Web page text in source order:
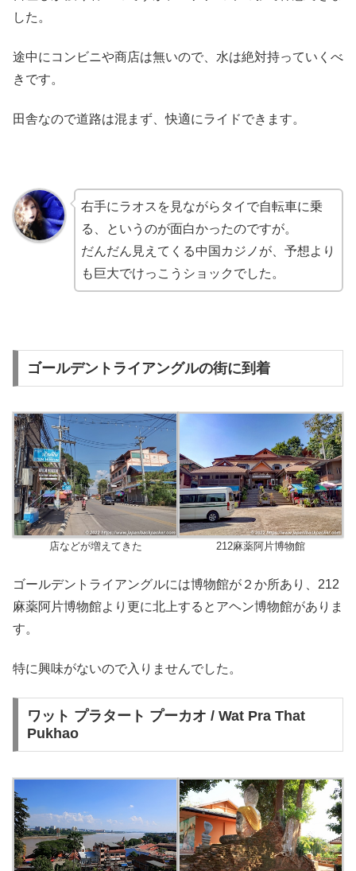
した。
途中にコンビニや商店は無いので、水は絶対持っていくべ
きです。
田舎なので道路は混まず、快適にライドできます。
右手にラオスを見ながらタイで自転車に乗
る、というのが面白かったのですが。
だんだん見えてくる中国カジノが、予想より
も巨大でけっこうショックでした。
ゴールデントライアングルの街に到着
店などが増えてきた 212麻薬阿片博物館
ゴールデントライアングルには博物館が２か所あり、212
麻薬阿片博物館より更に北上するとアヘン博物館がありま
す。
特に興味がないので入りませんでした。
ワット プラタート プーカオ / Wat Pra That
Pukhao